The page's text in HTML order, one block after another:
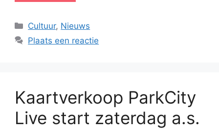
Categorieën
Cultuur, Nieuws
Plaats een reactie
Kaartverkoop ParkCity
Live start zaterdag a.s.